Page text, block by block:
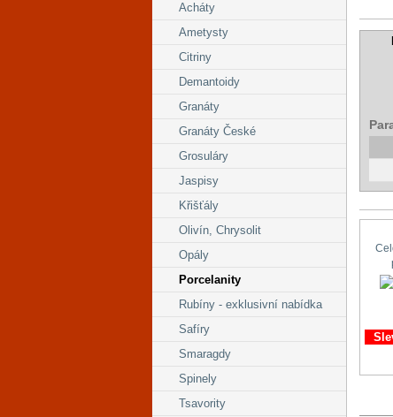
Acháty
Ametysty
Citriny
Demantoidy
Granáty
Granáty České
Grosuláry
Jaspisy
Křišťály
Olivín, Chrysolit
Opály
Porcelanity
Rubíny - exklusivní nabídka
Safíry
Smaragdy
Spinely
Tsavority